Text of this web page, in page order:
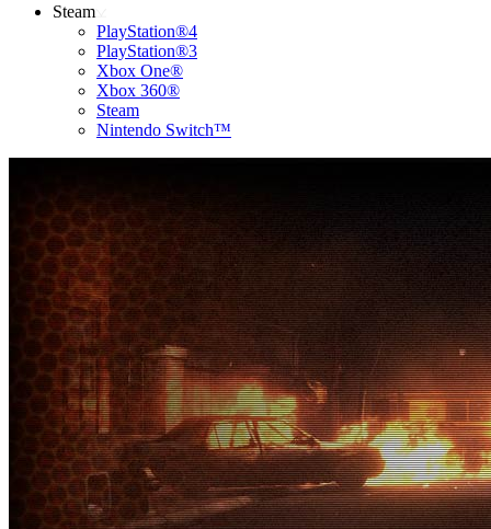
Steam
PlayStation®4
PlayStation®3
Xbox One®
Xbox 360®
Steam
Nintendo Switch™